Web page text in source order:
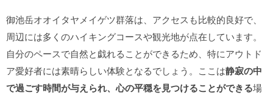
御池岳オオイタヤメイゲツ群落は、アクセスも比較的良好で、
周辺には多くのハイキングコースや観光地が点在しています。
自分のペースで自然と戯れることができるため、特にアウトド
ア愛好者には素晴らしい体験となるでしょう。ここは静寂の中
で過ごす時間が与えられ、心の平穏を見つけることができる場